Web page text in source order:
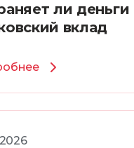
ли деньги
вклад